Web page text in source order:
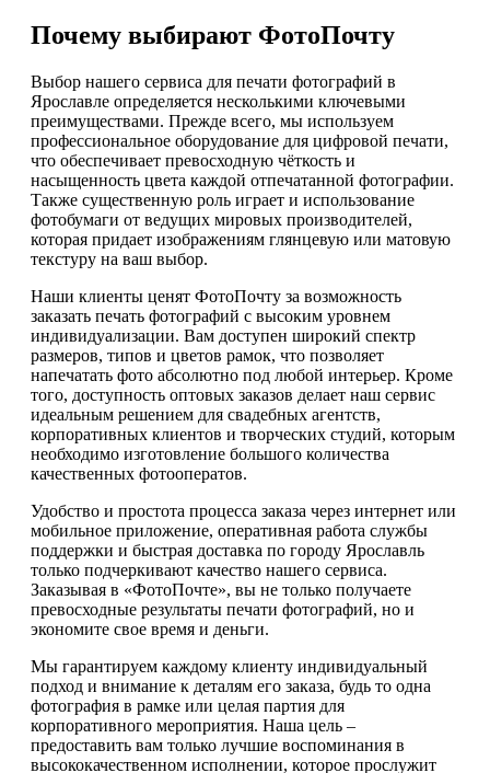
Почему выбирают ФотоПочту
Выбор нашего сервиса для печати фотографий в
Ярославле определяется несколькими ключевыми
преимуществами. Прежде всего, мы используем
профессиональное оборудование для цифровой печати,
что обеспечивает превосходную чёткость и
насыщенность цвета каждой отпечатанной фотографии.
Также существенную роль играет и использование
фотобумаги от ведущих мировых производителей,
которая придает изображениям глянцевую или матовую
текстуру на ваш выбор.
Наши клиенты ценят ФотоПочту за возможность
заказать печать фотографий с высоким уровнем
индивидуализации. Вам доступен широкий спектр
размеров, типов и цветов рамок, что позволяет
напечатать фото абсолютно под любой интерьер. Кроме
того, доступность оптовых заказов делает наш сервис
идеальным решением для свадебных агентств,
корпоративных клиентов и творческих студий, которым
необходимо изготовление большого количества
качественных фотооператов.
Удобство и простота процесса заказа через интернет или
мобильное приложение, оперативная работа службы
поддержки и быстрая доставка по городу Ярославль
только подчеркивают качество нашего сервиса.
Заказывая в «ФотоПочте», вы не только получаете
превосходные результаты печати фотографий, но и
экономите свое время и деньги.
Мы гарантируем каждому клиенту индивидуальный
подход и внимание к деталям его заказа, будь то одна
фотография в рамке или целая партия для
корпоративного мероприятия. Наша цель –
предоставить вам только лучшие воспоминания в
высококачественном исполнении, которое прослужит